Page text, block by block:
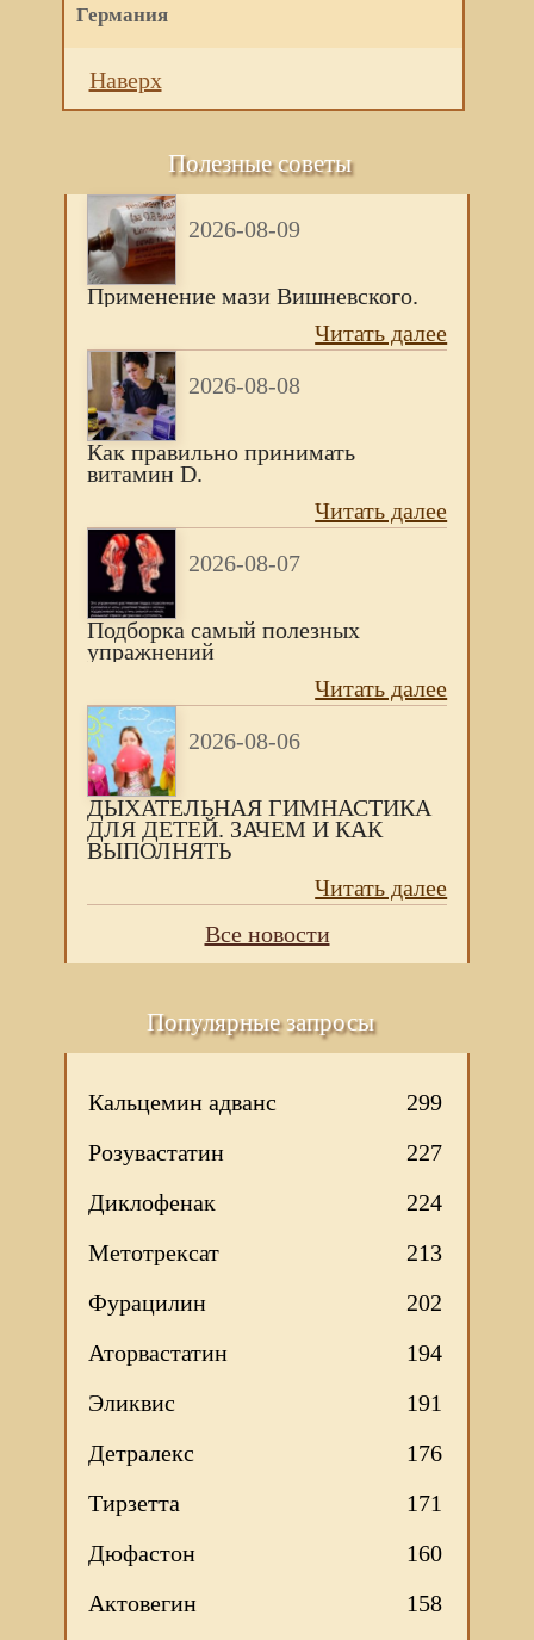
Германия
Наверх
Полезные советы
2026-08-09
Применение мази Вишневского.
Читать далее
2026-08-08
Как правильно принимать
витамин D.
Читать далее
2026-08-07
Подборка самый полезных
упражнений
Читать далее
2026-08-06
ДЫХАТЕЛЬНАЯ ГИМНАСТИКА
ДЛЯ ДЕТЕЙ. ЗАЧЕМ И КАК
ВЫПОЛНЯТЬ
Читать далее
Все новости
Популярные запросы
Кальцемин адванс
299
Розувастатин
227
Диклофенак
224
Метотрексат
213
Фурацилин
202
Аторвастатин
194
Эликвис
191
Детралекс
176
Тирзетта
171
Дюфастон
160
Актовегин
158